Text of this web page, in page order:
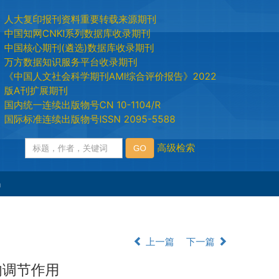
人大复印报刊资料重要转载来源期刊
中国知网CNKI系列数据库收录期刊
中国核心期刊(遴选)数据库收录期刊
万方数据知识服务平台收录期刊
《中国人文社会科学期刊AMI综合评价报告》2022
版A刊扩展期刊
国内统一连续出版物号CN 10-1104/R
国际标准连续出版物号ISSN 2095-5588
上一篇 下一篇
节作用